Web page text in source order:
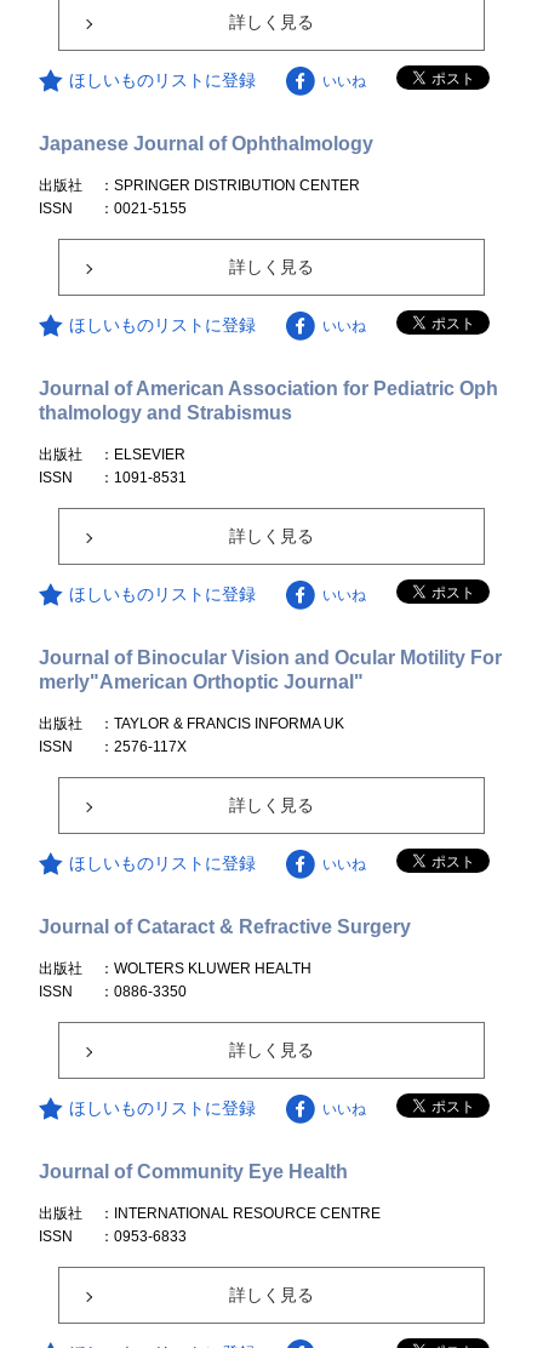
詳しく見る
ほしいものリストに登録 いいね
Japanese Journal of Ophthalmology
出版社
：SPRINGER DISTRIBUTION CENTER
ISSN
：0021-5155
詳しく見る
ほしいものリストに登録 いいね
Journal of American Association for Pediatric Oph
thalmology and Strabismus
出版社
：ELSEVIER
ISSN
：1091-8531
詳しく見る
ほしいものリストに登録 いいね
Journal of Binocular Vision and Ocular Motility For
merly"American Orthoptic Journal"
出版社
：TAYLOR & FRANCIS INFORMA UK
ISSN
：2576-117X
詳しく見る
ほしいものリストに登録 いいね
Journal of Cataract & Refractive Surgery
出版社
：WOLTERS KLUWER HEALTH
ISSN
：0886-3350
詳しく見る
ほしいものリストに登録 いいね
Journal of Community Eye Health
出版社
：INTERNATIONAL RESOURCE CENTRE
ISSN
：0953-6833
詳しく見る